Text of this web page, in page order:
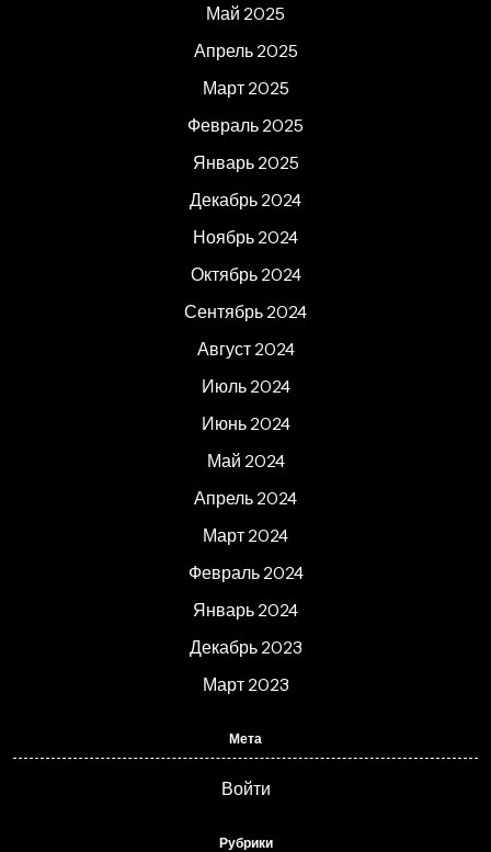
Май 2025
Апрель 2025
Март 2025
Февраль 2025
Январь 2025
Декабрь 2024
Ноябрь 2024
Октябрь 2024
Сентябрь 2024
Август 2024
Июль 2024
Июнь 2024
Май 2024
Апрель 2024
Март 2024
Февраль 2024
Январь 2024
Декабрь 2023
Март 2023
Мета
Войти
Рубрики